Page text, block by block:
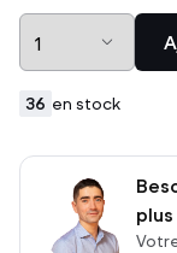
36 en stock